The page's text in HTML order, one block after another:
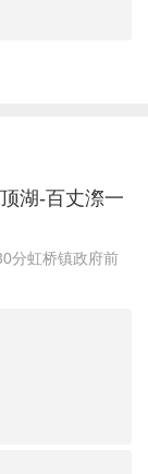
湖-百丈漈一
分虹桥镇政府前